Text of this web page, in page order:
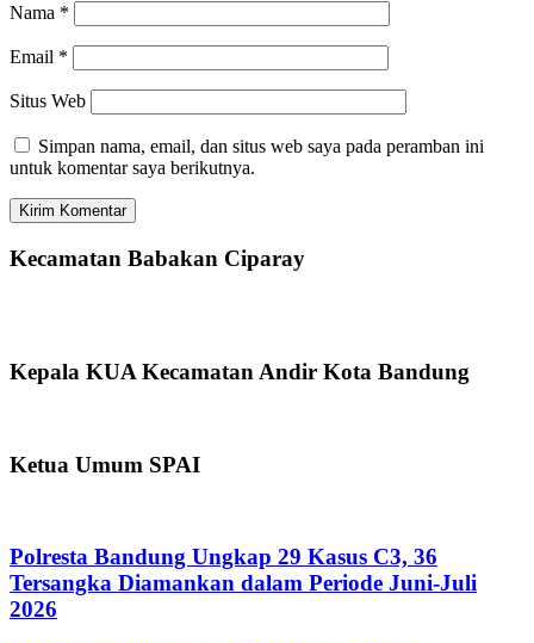
Nama *
Email *
Situs Web
Simpan nama, email, dan situs web saya pada peramban ini
untuk komentar saya berikutnya.
Kecamatan Babakan Ciparay
Kepala KUA Kecamatan Andir Kota Bandung
Ketua Umum SPAI
Polresta Bandung Ungkap 29 Kasus C3, 36
Tersangka Diamankan dalam Periode Juni-Juli
2026